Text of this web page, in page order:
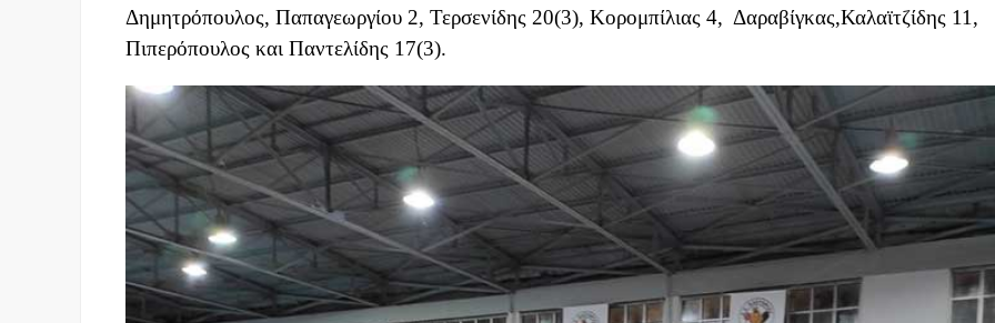
Δημητρόπουλος, Παπαγεωργίου 2, Τερσενίδης 20(3), Κορομπίλιας 4, Δαραβίγκας,Καλαϊτζίδης 11,
Πιπερόπουλος και Παντελίδης 17(3).